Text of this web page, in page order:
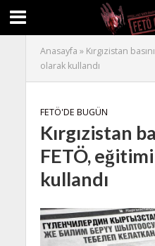
Anasayfa » Kırgızistan
olarak kullandı
FETÖ'DE BUGÜN
Kırgızistan
FETÖ,
kullandı